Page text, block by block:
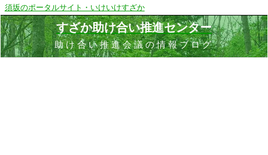
須坂のポータルサイト・いけいけすざか
すざか助け合い推進センター
助け合い推進会議の情報ブログ